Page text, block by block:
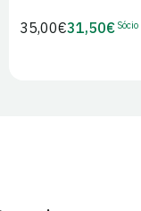
Preço
35,00€Preço
31,50€ Sócio